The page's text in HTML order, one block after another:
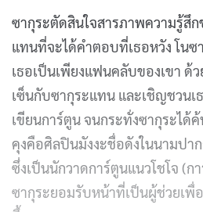
ซากุระตัดสินใจสารภาพความรู้สึ
แทนที่จะได้คำตอบที่เธอหวัง โนซ
เธอเป็นเพียงแฟนคลับของเขา ด้
เซ็นกับซากุระแทน และเชิญชวน
เขียนการ์ตูน จนกระทั่งซากุระได้
คุงคือศิลปินมังงะชื่อดังในนามปาก
ซึ่งเป็นนักวาดการ์ตูนแนวโชโจ (
ซากุระยอมรับหน้าที่เป็นผู้ช่วยเพื่